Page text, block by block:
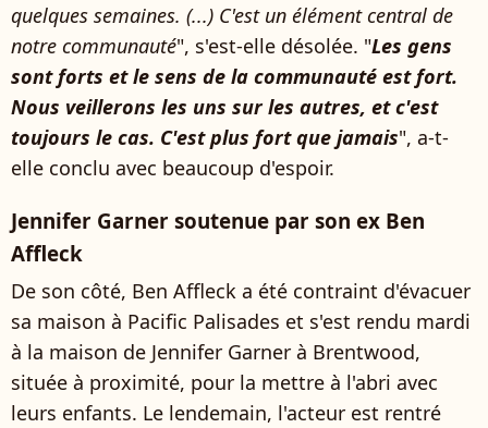
quelques semaines. (...) C'est un élément central de
notre communauté", s'est-elle désolée. "Les gens
sont forts et le sens de la communauté est fort.
Nous veillerons les uns sur les autres, et c'est
toujours le cas. C'est plus fort que jamais", a-t-
elle conclu avec beaucoup d'espoir.
Jennifer Garner soutenue par son ex Ben
Affleck
De son côté, Ben Affleck a été contraint d'évacuer
sa maison à Pacific Palisades et s'est rendu mardi
à la maison de Jennifer Garner à Brentwood,
située à proximité, pour la mettre à l'abri avec
leurs enfants. Le lendemain, l'acteur est rentré